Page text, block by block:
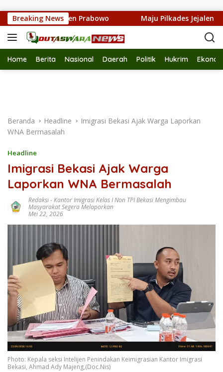
Breaking News
dari Presiden Prabowo Maju Pilkades Jejalen Jaya
Home Berita Nasional Daerah Politik Hukrim
Beranda Headline
Imigrasi Bekasi Ajak Warga Laporkan
WNA Bermasalah
Headline
Imigrasi Bekasi Ajak Warga
Laporkan WNA Bermasalah
Redaksi-Kantor Imigrasi Kelas I Non TPI Bekasi Mengimbau
Masyarakat Segera Melaporkan
Mei 22, 2026
Photo: Kepala seksi Intelijen Penindakan Keimigrasian Kantor Imigrasi
Bekasi, Ahmad Ady Majeng,(Doc.Nis)